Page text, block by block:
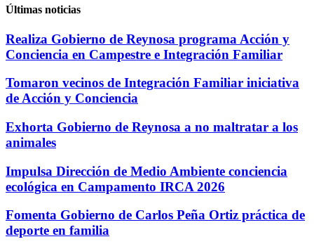
Últimas noticias
Realiza Gobierno de Reynosa programa Acción y
Conciencia en Campestre e Integración Familiar
Tomaron vecinos de Integración Familiar iniciativa
de Acción y Conciencia
Exhorta Gobierno de Reynosa a no maltratar a los
animales
Impulsa Dirección de Medio Ambiente conciencia
ecológica en Campamento IRCA 2026
Fomenta Gobierno de Carlos Peña Ortiz práctica de
deporte en familia